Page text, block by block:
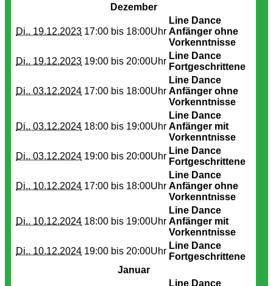
Dezember
Di.. 19.12.2023 17:00 bis 18:00Uhr
Line Dance
Anfänger ohne
Vorkenntnisse
Di.. 19.12.2023 19:00 bis 20:00Uhr
Line Dance
Fortgeschrittene
Di.. 03.12.2024 17:00 bis 18:00Uhr
Line Dance
Anfänger ohne
Vorkenntnisse
Di.. 03.12.2024 18:00 bis 19:00Uhr
Line Dance
Anfänger mit
Vorkenntnisse
Di.. 03.12.2024 19:00 bis 20:00Uhr
Line Dance
Fortgeschrittene
Di.. 10.12.2024 17:00 bis 18:00Uhr
Line Dance
Anfänger ohne
Vorkenntnisse
Di.. 10.12.2024 18:00 bis 19:00Uhr
Line Dance
Anfänger mit
Vorkenntnisse
Di.. 10.12.2024 19:00 bis 20:00Uhr
Line Dance
Fortgeschrittene
Januar
Line Dance